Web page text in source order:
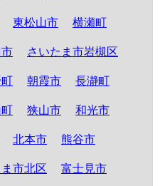
東松山市 横瀬町
さいたま市岩槻区
朝霞市 長瀞町
狭山市 和光市
北本市 熊谷市
市北区 富士見市